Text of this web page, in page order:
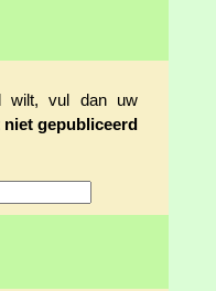
wilt, vul dan uw
gepubliceerd